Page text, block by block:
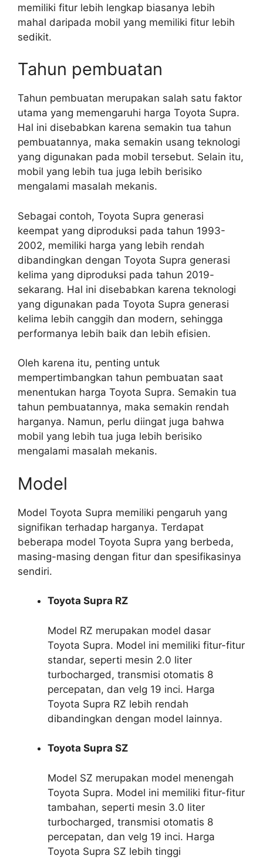
memiliki fitur lebih lengkap biasanya lebih
mahal daripada mobil yang memiliki fitur lebih
sedikit.
Tahun pembuatan
Tahun pembuatan merupakan salah satu faktor
utama yang memengaruhi harga Toyota Supra.
Hal ini disebabkan karena semakin tua tahun
pembuatannya, maka semakin usang teknologi
yang digunakan pada mobil tersebut. Selain itu,
mobil yang lebih tua juga lebih berisiko
mengalami masalah mekanis.
Sebagai contoh, Toyota Supra generasi
keempat yang diproduksi pada tahun 1993-
2002, memiliki harga yang lebih rendah
dibandingkan dengan Toyota Supra generasi
kelima yang diproduksi pada tahun 2019-
sekarang. Hal ini disebabkan karena teknologi
yang digunakan pada Toyota Supra generasi
kelima lebih canggih dan modern, sehingga
performanya lebih baik dan lebih efisien.
Oleh karena itu, penting untuk
mempertimbangkan tahun pembuatan saat
menentukan harga Toyota Supra. Semakin tua
tahun pembuatannya, maka semakin rendah
harganya. Namun, perlu diingat juga bahwa
mobil yang lebih tua juga lebih berisiko
mengalami masalah mekanis.
Model
Model Toyota Supra memiliki pengaruh yang
signifikan terhadap harganya. Terdapat
beberapa model Toyota Supra yang berbeda,
masing-masing dengan fitur dan spesifikasinya
sendiri.
Toyota Supra RZ
Model RZ merupakan model dasar
Toyota Supra. Model ini memiliki fitur-fitur
standar, seperti mesin 2.0 liter
turbocharged, transmisi otomatis 8
percepatan, dan velg 19 inci. Harga
Toyota Supra RZ lebih rendah
dibandingkan dengan model lainnya.
Toyota Supra SZ
Model SZ merupakan model menengah
Toyota Supra. Model ini memiliki fitur-fitur
tambahan, seperti mesin 3.0 liter
turbocharged, transmisi otomatis 8
percepatan, dan velg 19 inci. Harga
Toyota Supra SZ lebih tinggi